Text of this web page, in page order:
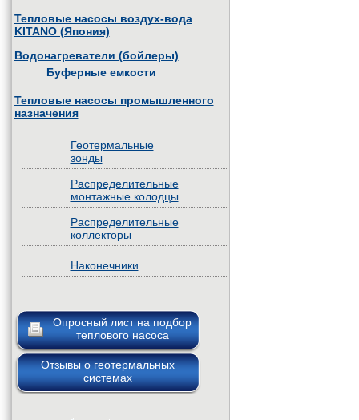
Тепловые насосы воздух-вода
KITANO (Япония)
Водонагреватели (бойлеры)
Буферные емкости
Тепловые насосы промышленного
назначения
Геотермальные
зонды
Распределительные
монтажные колодцы
Распределительные
коллекторы
Наконечники
Опросный лист на подбор
теплового насоса
Отзывы о геотермальных
системах